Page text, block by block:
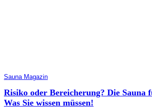
Sauna Magazin
Risiko oder Bereicherung? Die Sauna
Was Sie wissen müssen!